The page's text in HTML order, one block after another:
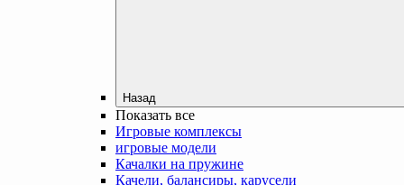
Назад
Показать все
Игровые комплексы
игровые модели
Качалки на пружине
Качели, балансиры, карусели